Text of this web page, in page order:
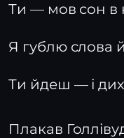
Ти — мов сон в
Я гублю слова
Ти йдеш — і
Плакав